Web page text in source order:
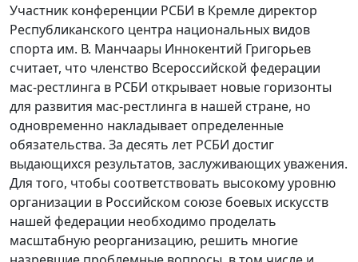
Участник конференции РСБИ в Кремле директор
Республиканского центра национальных видов
спорта им. В. Манчаары Иннокентий Григорьев
считает, что членство Всероссийской федерации
мас-рестлинга в РСБИ открывает новые горизонты
для развития мас-рестлинга в нашей стране, но
одновременно накладывает определенные
обязательства. За десять лет РСБИ достиг
выдающихся результатов, заслуживающих уважения.
Для того, чтобы соответствовать высокому уровню
организации в Российском союзе боевых искусств
нашей федерации необходимо проделать
масштабную реорганизацию, решить многие